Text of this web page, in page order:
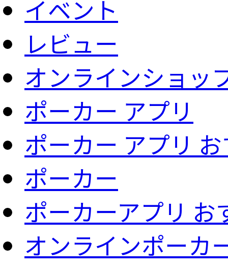
イベント
レビュー
オンラインショッ
ポーカー アプリ
ポーカー アプリ
ポーカー
ポーカーアプリ お
オンラインポーカ